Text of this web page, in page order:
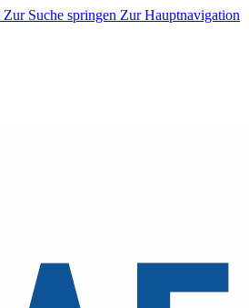
Zur Suche springen Zur Hauptnavigation